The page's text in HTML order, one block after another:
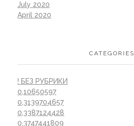
July 2020
April 2020
CATEGORIES
! БЕЗ РУБРИКИ
0,10650597
0,3139704657
0,3387124428
0,3747441809